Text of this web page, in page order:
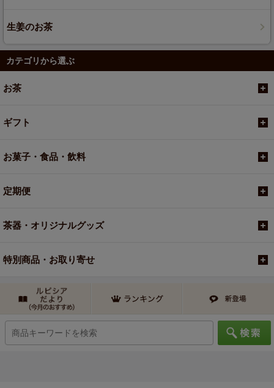
生姜のお茶
カテゴリから選ぶ
お茶
ギフト
お菓子・食品・飲料
定期便
茶器・オリジナルグッズ
特別商品・お取り寄せ